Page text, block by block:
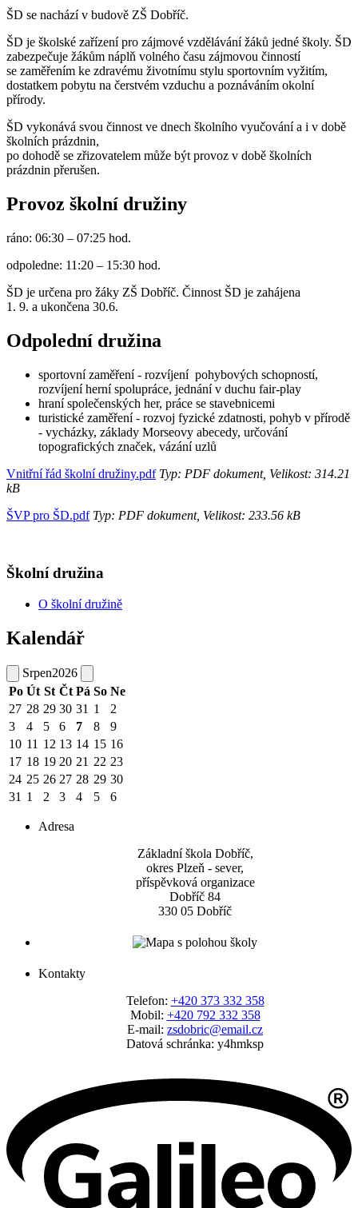
ŠD se nachází v budově ZŠ Dobříč.
ŠD je školské zařízení pro zájmové vzdělávání žáků jedné školy. ŠD
zabezpečuje žákům náplň volného času zájmovou činností
se zaměřením ke zdravému životnímu stylu sportovním vyžitím,
dostatkem pobytu na čerstvém vzduchu a poznáváním okolní
přírody.
ŠD vykonává svou činnost ve dnech školního vyučování a i v době
školních prázdnin,
po dohodě se zřizovatelem může být provoz v době školních
prázdnin přerušen.
Provoz školní družiny
ráno: 06:30 – 07:25 hod.
odpoledne: 11:20 – 15:30 hod.
ŠD je určena pro žáky ZŠ Dobříč. Činnost ŠD je zahájena
1. 9. a ukončena 30.6.
Odpolední družina
sportovní zaměření - rozvíjení pohybových schopností,
rozvíjení herní spolupráce, jednání v duchu fair-play
hraní společenských her, práce se stavebnicemi
turistické zaměření - rozvoj fyzické zdatnosti, pohyb v přírodě
- vycházky, základy Morseovy abecedy, určování
topografických značek, vázání uzlů
Vnitřní řád školní družiny.pdfTyp: PDF dokument, Velikost: 314.21
kB
ŠVP pro ŠD.pdfTyp: PDF dokument, Velikost: 233.56 kB
Školní družina
O školní družině
Kalendář
Srpen2026
Po Út St Čt Pá So Ne
27 28 29 30 31 1
2
3
4 5 6 7 8
9
10 11 12 13 14 15 16
17 18 19 20 21 22 23
24 25 26 27 28 29 30
31 1 2 3 4 5 6
Adresa
Základní škola Dobříč,
okres Plzeň - sever,
příspěvková organizace
Dobříč 84
330 05 Dobříč
Kontakty
Telefon: +420 373 332 358
Mobil: +420 792 332 358
E-mail: zsdobric@email.cz
Datová schránka: y4hmksp